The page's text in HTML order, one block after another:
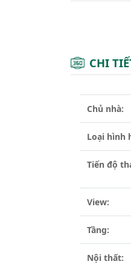
CHI
Chủ nhà:
Loại hình
Tiến độ
View:
Tầng:
Nội thất: